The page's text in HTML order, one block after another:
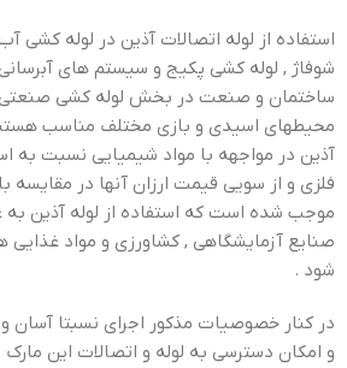
استفاده از لوله اتصالات آذین در لوله کشی
شوفاژ , لوله کشی پکیج و سیستم های
ساختمان و صنعت در بخش لوله کشی صنعتی
محیطهای اسیدی و بازی مختلف مناسب
آذین در مواجهه با مواد شیمیایی نسبت به
فلزی و از سویی قیمت ارزان آنها در مقایسه
موجب شده است که استفاده از لوله آذین به
صنایع آزمایشگاهی , کشاورزی و مواد غذایی
شود .
در کنار خصوصیات مذکور اجرای نسبتا آسان و
و امکان دسترسی به لوله و اتصالات این مارک